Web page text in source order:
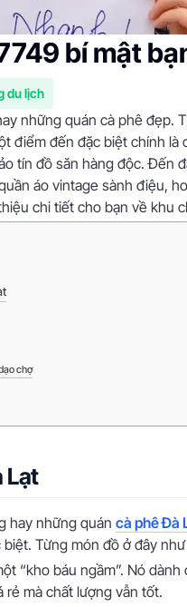
bí mật
du lịch
những quán cà phê đẹp.
điểm đến đặc biệt chính
tín đồ săn hàng độc. Đến
áo vintage sành điệu,
chi tiết cho bạn về khu
chợ
Lạt
hay những quán cà phê Đà
Từng món đồ ở đây
“kho báu ngầm”. Nó
rẻ mà chất lượng vẫn tốt.